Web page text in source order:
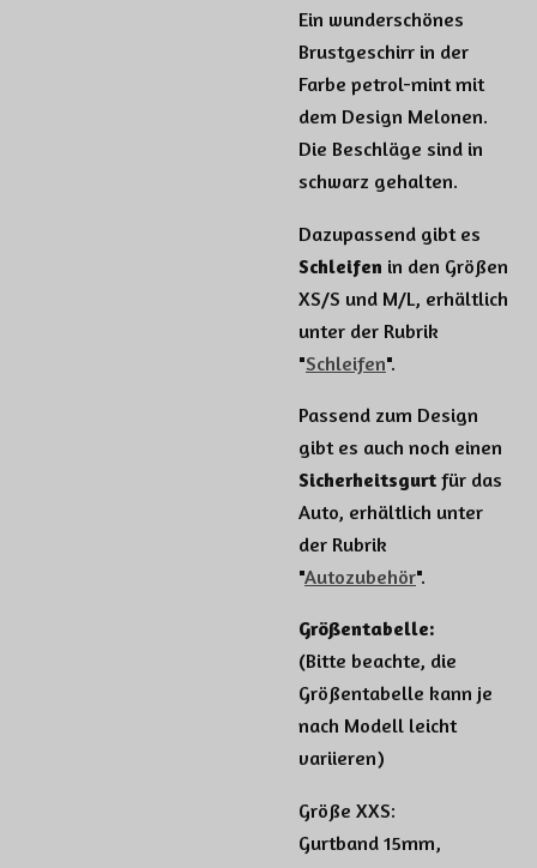
Ein wunderschönes
Brustgeschirr in der
Farbe petrol-mint mit
dem Design Melonen.
Die Beschläge sind in
schwarz gehalten.
Dazupassend gibt es
Schleifen in den Größen
XS/S und M/L, erhältlich
unter der Rubrik
"Schleifen".
Passend zum Design
gibt es auch noch einen
Sicherheitsgurt für das
Auto, erhältlich unter
der Rubrik
"Autozubehör".
Größentabelle:
(Bitte beachte, die
Größentabelle kann je
nach Modell leicht
variieren)
Größe XXS:
Gurtband 15mm,